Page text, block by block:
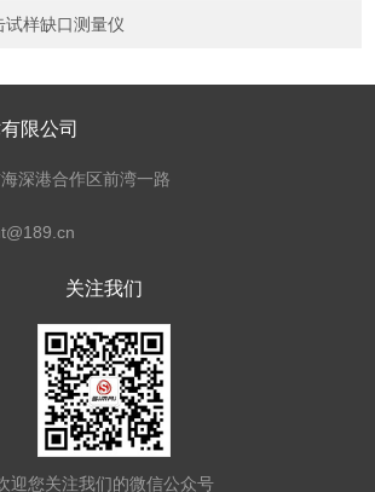
试样缺口测量仪
限公司
深港合作区前湾一路
关注我们
迎您关注我们的微信公众号